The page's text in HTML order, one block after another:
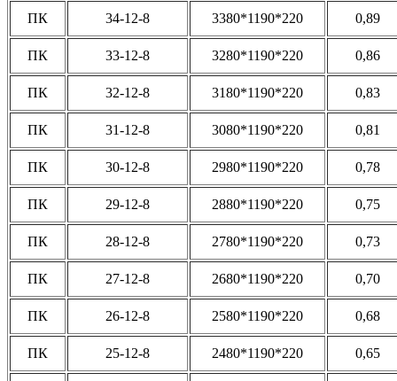
ПК 34-12-8 3380*1190*220 0,89
ПК 33-12-8 3280*1190*220 0,86
ПК 32-12-8 3180*1190*220 0,83
ПК 31-12-8 3080*1190*220 0,81
ПК 30-12-8 2980*1190*220 0,78
ПК 29-12-8 2880*1190*220 0,75
ПК 28-12-8 2780*1190*220 0,73
ПК 27-12-8 2680*1190*220 0,70
ПК 26-12-8 2580*1190*220 0,68
ПК 25-12-8 2480*1190*220 0,65